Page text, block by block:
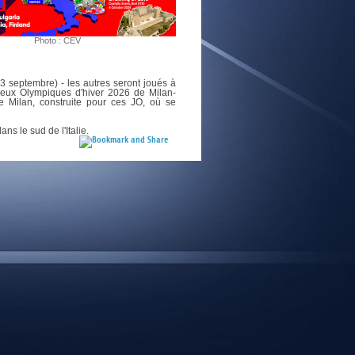
Photo : CEV
septembre) - les autres seront joués à
Olympiques d'hiver 2026 de Milan-
Milan, construite pour ces JO, où se
le sud de l'Italie.